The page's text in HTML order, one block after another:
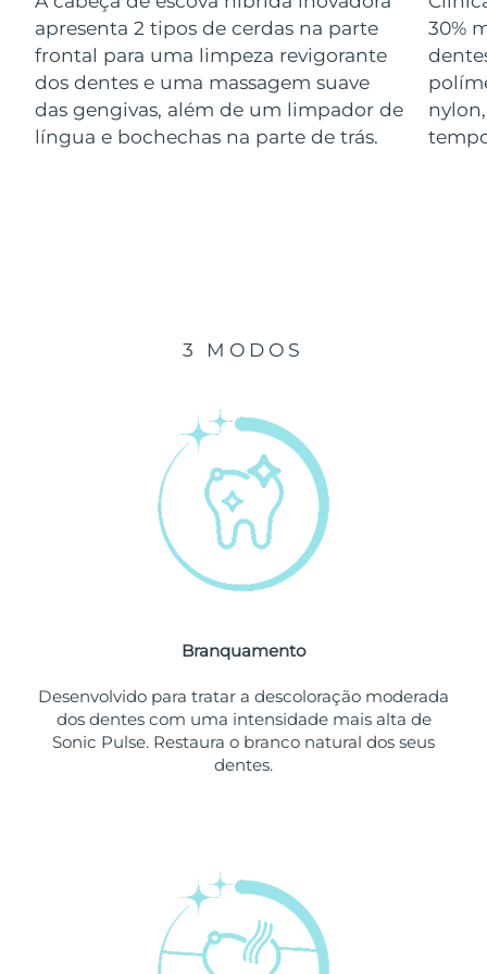
apresenta 2 tipos de cerdas na parte
frontal para uma limpeza revigorante
dos dentes e uma massagem suave
das gengivas, além de um limpador de
língua e bochechas na parte de trás.
30%
3 MODOS
Branquamento
Desenvolvido para tratar a descoloração moderada
dos dentes com uma intensidade mais alta de
Sonic Pulse. Restaura o branco natural dos seus
dentes.
Luxemburgo Entrega prevista09/08/2026
Macau, RAE da
China
Entrega prevista 11/08/2026
Malásia Entrega prevista12/08/2026
Entrega prevista
Entrega prevista
Entrega prevista
Entrega prevista
Entrega prevista
Porto Rico Entrega prevista11/08/2026
Entrega prevista
Entrega prevista
Arábia Saudita Entrega prevista